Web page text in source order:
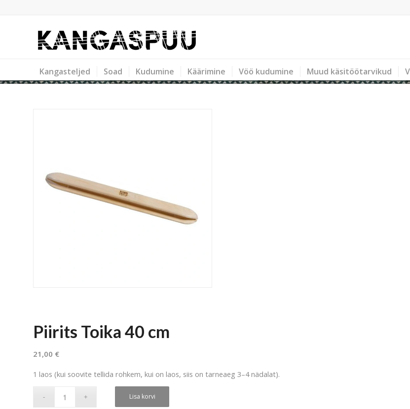
Kangasteljed Soad Kudumine Käärimine Vöö kudumine Muud käsitöötarvikud
Piirits Toika 40 cm
21,00 €
1 laos (kui soovite tellida rohkem, kui on laos, siis on tarneaeg 3–4 nädalat).
Lisa korvi